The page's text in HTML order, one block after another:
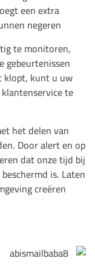
een extra
negeren.
te monitoren,
gebeurtenissen
klopt, kunt u uw
te
het delen van
Door alert en op
dat onze tijd bij
is. Laten
creëren!